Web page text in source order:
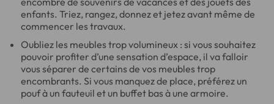
enfants. Triez, rangez, donnez et jetez avant même de
commencer les travaux.
Oubliez les meubles trop volumineux : si vous souhaitez
pouvoir profiter d’une sensation d’espace, il va falloir
vous séparer de certains de vos meubles trop
encombrants. Si vous manquez de place, préférez un
pouf à un fauteuil et un buffet bas à une armoire.